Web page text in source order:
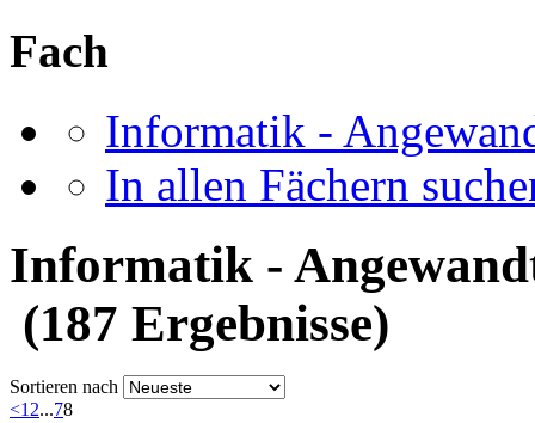
Fach
Informatik -
In allen Fächern
Informatik -
(187 Ergebnisse)
Sortieren nach
<12...78